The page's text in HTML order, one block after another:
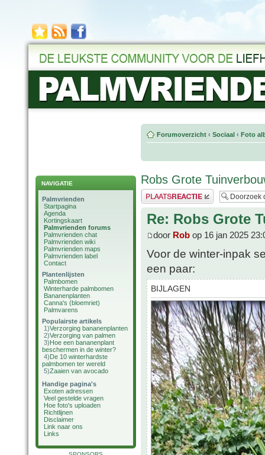
NAVIGATIE
Palmvrienden
Startpagina
Agenda
Kortingskaart
Palmvrienden forums
Palmvrienden chat
Palmvrienden wiki
Palmvrienden maps
Palmvrienden label
Contact
Plantenlijsten
Palmbomen
Winterharde palmbomen
Bananenplanten
Canna's (bloemriet)
Palmvarens
Populairste artikels
1)Verzorging bananenplanten
2)Verzorging van palmen
3)Hoe een bananenplant
beschermen in de winter?
4)De 10 winterhardste
palmbomen ter wereld
5)Zaaien van avocado
Handige pagina's
Exoten adressen
Veel gestelde vragen
Hoe foto's uploaden
Richtlijnen
Disclaimer
Link naar ons
Links
Forumoverzicht ‹ Sociaal ‹ Foto
Robs Grote
Plaats een reactie
Re: Robs Grote
door Rob op 16 jan 2025
Voor de winter-inpak
een paar:
BIJLAGEN